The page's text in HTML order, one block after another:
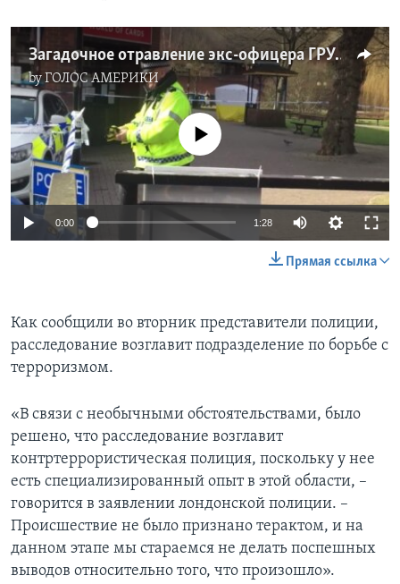
Загадочное отравление экс-офицера ГРУ в Англии
byГОЛОС АМЕРИКИ
No media source currently available
0:00 1:28
Прямая ссылка
Как сообщили во вторник представители полиции,
расследование возглавит подразделение по борьбе с
терроризмом.
«В связи с необычными обстоятельствами, было
решено, что расследование возглавит
контртеррористическая полиция, поскольку у нее
есть специализированный опыт в этой области, –
говорится в заявлении лондонской полиции. –
Происшествие не было признано терактом, и на
данном этапе мы стараемся не делать поспешных
выводов относительно того, что произошло».